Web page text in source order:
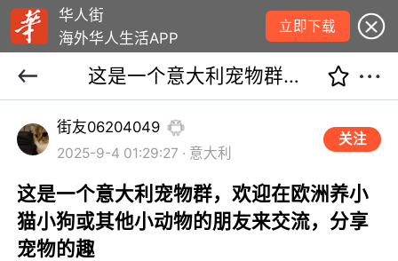
华人街
海外华人生活APP
立即下载
这是一个意大利宠物群，欢迎在欧洲养小猫小狗或其他小动物的朋友来交流，分享宠物的趣
街友06204049
2025-9-4 01:29:27 · 意大利
关注
这是一个意大利宠物群，欢迎在欧洲养小
猫小狗或其他小动物的朋友来交流，分享
宠物的趣